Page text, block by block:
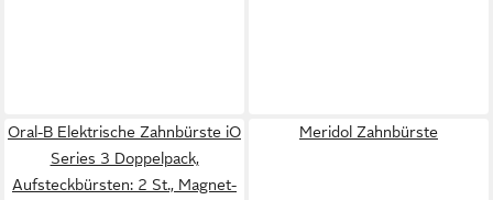
Oral-B Elektrische Zahnbürste iO
Series 3 Doppelpack,
Aufsteckbürsten: 2 St., Magnet-
Meridol Zahnbürste